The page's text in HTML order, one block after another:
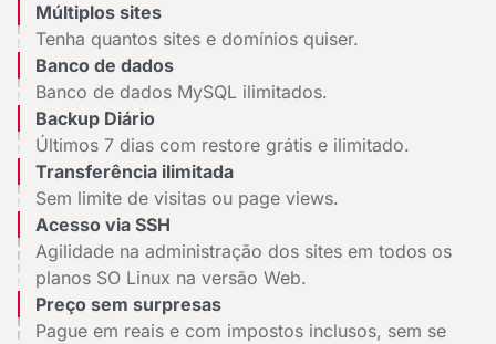
Múltiplos sites
Tenha quantos sites e domínios quiser.
Banco de dados
Banco de dados MySQL ilimitados.
Backup Diário
Últimos 7 dias com restore grátis e ilimitado.
Transferência ilimitada
Sem limite de visitas ou page views.
Acesso via SSH
Agilidade na administração dos sites em todos os
planos SO Linux na versão Web.
Preço sem surpresas
Pague em reais e com impostos inclusos, sem se